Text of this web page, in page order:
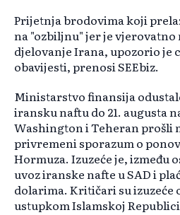
Prijetnja brodovima koji
na "ozbiljnu" jer je
djelovanje Irana, upozorio je
obavijesti, prenosi SEEbiz.
Ministarstvo finansija
iransku naftu do 21. augusta
Washington i Teheran prošli
privremeni sporazum o
Hormuza. Izuzeće je, između
uvoz iranske nafte u SAD i
dolarima. Kritičari su izuzeće
ustupkom Islamskoj